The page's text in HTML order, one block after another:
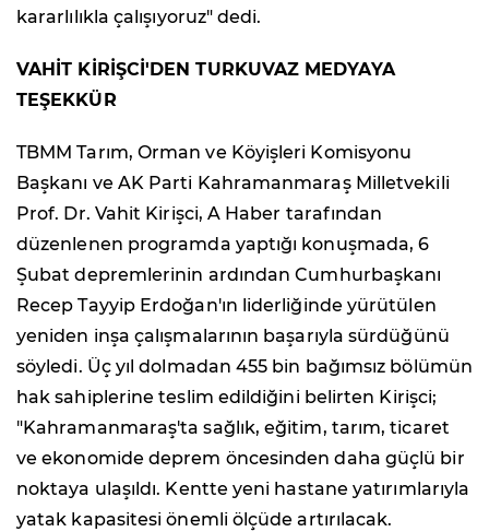
kararlılıkla çalışıyoruz" dedi.
VAHİT KİRİŞCİ'DEN TURKUVAZ MEDYAYA
TEŞEKKÜR
TBMM Tarım, Orman ve Köyişleri Komisyonu
Başkanı ve AK Parti Kahramanmaraş Milletvekili
Prof. Dr. Vahit Kirişci, A Haber tarafından
düzenlenen programda yaptığı konuşmada, 6
Şubat depremlerinin ardından Cumhurbaşkanı
Recep Tayyip Erdoğan'ın liderliğinde yürütülen
yeniden inşa çalışmalarının başarıyla sürdüğünü
söyledi. Üç yıl dolmadan 455 bin bağımsız bölümün
hak sahiplerine teslim edildiğini belirten Kirişci;
"Kahramanmaraş'ta sağlık, eğitim, tarım, ticaret
ve ekonomide deprem öncesinden daha güçlü bir
noktaya ulaşıldı. Kentte yeni hastane yatırımlarıyla
yatak kapasitesi önemli ölçüde artırılacak.